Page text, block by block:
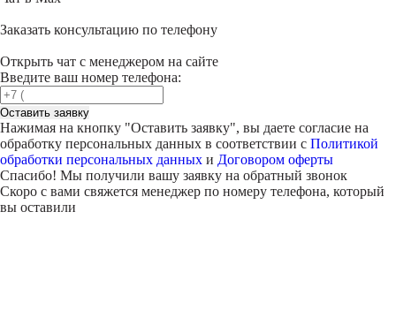
Заказать консультацию по телефону
Открыть чат с менеджером на сайте
Введите ваш номер телефона:
Оставить заявку
Нажимая на кнопку "Оставить заявку", вы даете согласие на
обработку персональных данных в соответствии с Политикой
обработки персональных данных и Договором оферты
Спасибо! Мы получили вашу заявку на обратный звонок
Скоро с вами свяжется менеджер по номеру телефона, который
вы оставили